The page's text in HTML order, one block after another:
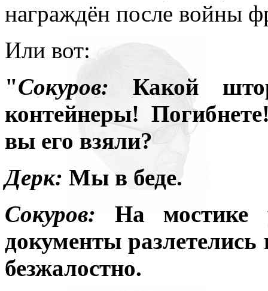
награждён после войны
Или вот:
"Сокуров: Какой
контейнеры!
вы его взяли?
Дерк: Мы в беде.
Сокуров: На мостике
документы
безжалостно.